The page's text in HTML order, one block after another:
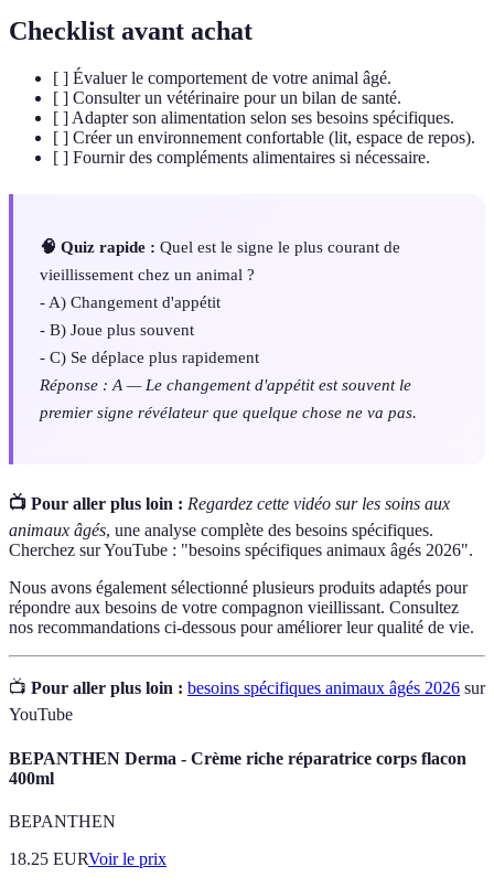
Checklist avant achat
[ ] Évaluer le comportement de votre animal âgé.
[ ] Consulter un vétérinaire pour un bilan de santé.
[ ] Adapter son alimentation selon ses besoins spécifiques.
[ ] Créer un environnement confortable (lit, espace de repos).
[ ] Fournir des compléments alimentaires si nécessaire.
🧠 Quiz rapide : Quel est le signe le plus courant de
vieillissement chez un animal ?
- A) Changement d'appétit
- B) Joue plus souvent
- C) Se déplace plus rapidement
Réponse : A — Le changement d'appétit est souvent le
premier signe révélateur que quelque chose ne va pas.
📺 Pour aller plus loin : Regardez cette vidéo sur les soins aux
animaux âgés, une analyse complète des besoins spécifiques.
Cherchez sur YouTube : "besoins spécifiques animaux âgés 2026".
Nous avons également sélectionné plusieurs produits adaptés pour
répondre aux besoins de votre compagnon vieillissant. Consultez
nos recommandations ci-dessous pour améliorer leur qualité de vie.
📺 Pour aller plus loin : besoins spécifiques animaux âgés 2026 sur
YouTube
BEPANTHEN Derma - Crème riche réparatrice corps flacon
400ml
BEPANTHEN
18.25 EURVoir le prix